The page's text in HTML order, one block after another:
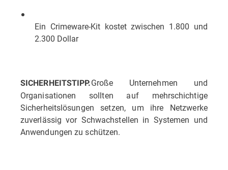
Ein Crimeware-Kit kostet zwischen 1.800 und
2.300 Dollar
SICHERHEITSTIPP.Große Unternehmen und
Organisationen sollten auf mehrschichtige
Sicherheitslösungen setzen, um ihre Netzwerke
zuverlässig vor Schwachstellen in Systemen und
Anwendungen zu schützen.